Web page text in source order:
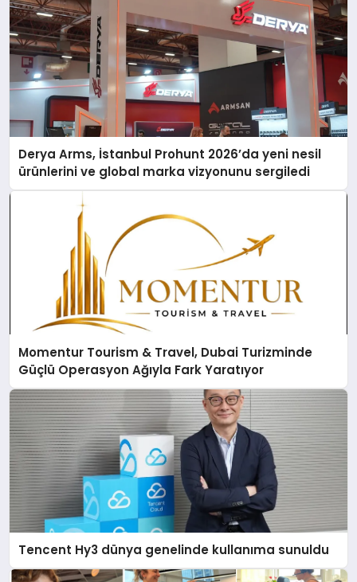
Derya Arms, İstanbul Prohunt 2026’da yeni nesil
ürünlerini ve global marka vizyonunu sergiledi
Momentur Tourism & Travel, Dubai Turizminde
Güçlü Operasyon Ağıyla Fark Yaratıyor
Tencent Hy3 dünya genelinde kullanıma sunuldu